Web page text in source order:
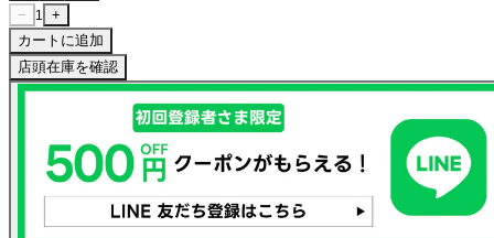
−
1
+
カートに追加
店頭在庫を確認